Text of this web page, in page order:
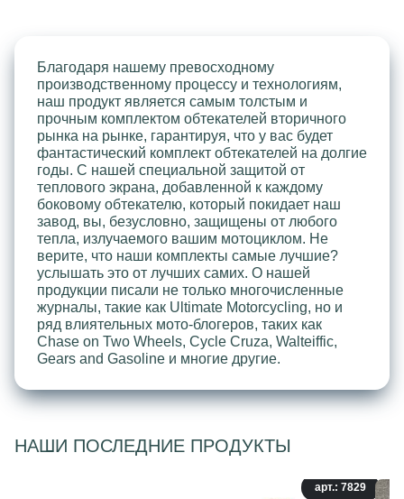
Благодаря нашему превосходному
производственному процессу и технологиям,
наш продукт является самым толстым и
прочным комплектом обтекателей вторичного
рынка на рынке, гарантируя, что у вас будет
фантастический комплект обтекателей на долгие
годы. С нашей специальной защитой от
теплового экрана, добавленной к каждому
боковому обтекателю, который покидает наш
завод, вы, безусловно, защищены от любого
тепла, излучаемого вашим мотоциклом. Не
верите, что наши комплекты самые лучшие?
услышать это от лучших самих. О нашей
продукции писали не только многочисленные
журналы, такие как Ultimate Motorcycling, но и
ряд влиятельных мото-блогеров, таких как
Chase on Two Wheels, Cycle Cruza, Walteiffic,
Gears and Gasoline и многие другие.
НАШИ ПОСЛЕДНИЕ ПРОДУКТЫ
арт.: 7829